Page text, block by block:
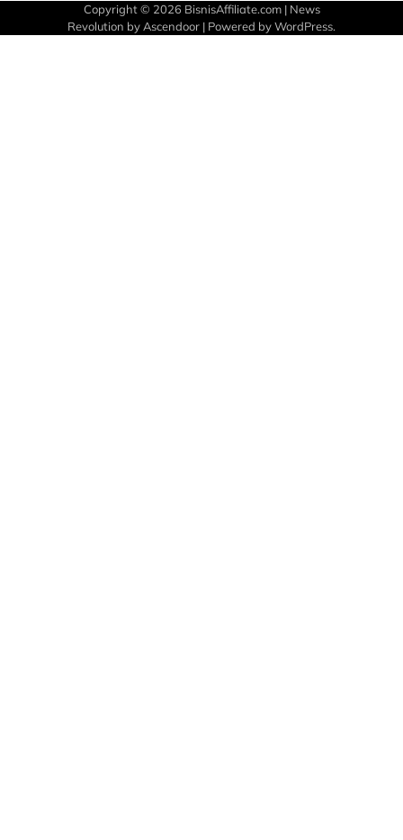
Copyright © 2026 BisnisAffiliate.com| News
Revolution by Ascendoor | Powered byWordPress.